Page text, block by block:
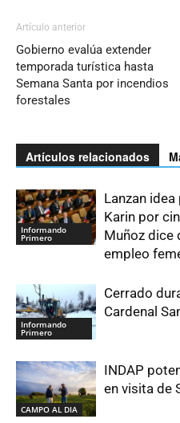
Artículo anterior
Gobierno evalúa extender
temporada turística hasta
Semana Santa por incendios
forestales
Artículos relacionados
Informando
Primero
Lanzan
Karin por
Muñoz dice
empleo
Informando
Primero
Cerrado
Cardenal
CAMPO AL DIA
INDAP
en visita de